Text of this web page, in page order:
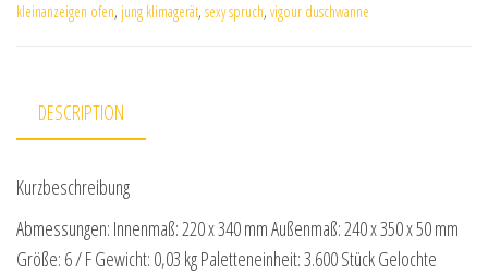
kleinanzeigen ofen, jung klimagerät, sexy spruch, vigour duschwanne
DESCRIPTION
Kurzbeschreibung
Abmessungen: Innenmaß: 220 x 340 mm Außenmaß: 240 x 350 x 50 mm
Größe: 6 / F Gewicht: 0,03 kg Paletteneinheit: 3.600 Stück Gelochte